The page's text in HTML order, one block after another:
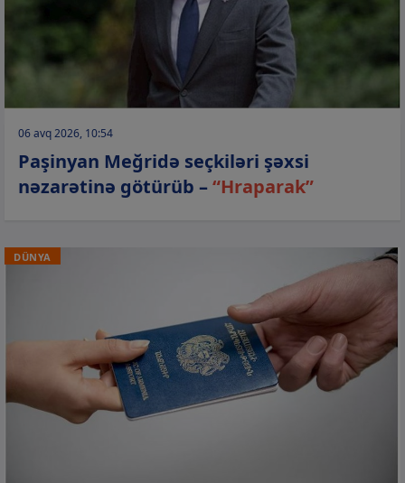
06 avq 2026, 10:54
Paşinyan Meğridə seçkiləri şəxsi
nəzarətinə götürüb –“Hraparak”
DÜNYA